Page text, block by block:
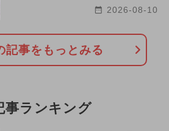
2026-08-10
記事をもっとみる
事ランキング